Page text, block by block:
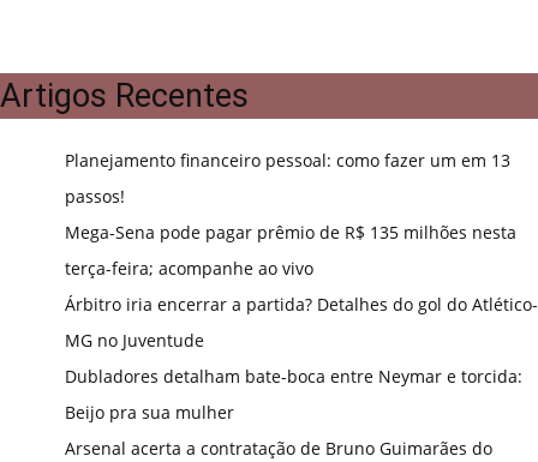
Artigos Recentes
Planejamento financeiro pessoal: como fazer um em 13
passos!
Mega-Sena pode pagar prêmio de R$ 135 milhões nesta
terça-feira; acompanhe ao vivo
Árbitro iria encerrar a partida? Detalhes do gol do Atlético-
MG no Juventude
Dubladores detalham bate-boca entre Neymar e torcida:
Beijo pra sua mulher
Arsenal acerta a contratação de Bruno Guimarães do